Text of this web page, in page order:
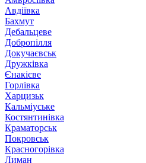
Авдіївка
Бахмут
Дебальцеве
Добропілля
Докучаєвськ
Дружківка
Єнакієве
Горлівка
Харцизьк
Кальміуське
Костянтинівка
Краматорськ
Покровськ
Красногорівка
Лиман